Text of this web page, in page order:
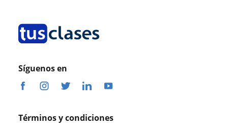
Síguenos en
Términos y condiciones